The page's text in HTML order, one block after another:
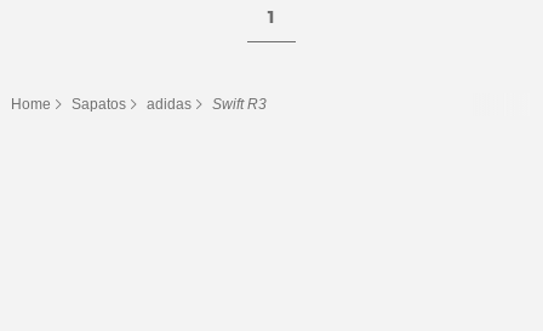
1
Home Sapatos adidas Swift R3